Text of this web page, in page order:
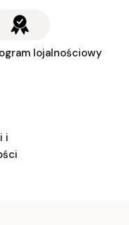
lojalnościowy
i